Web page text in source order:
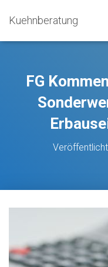
Kuehnberatung
FG